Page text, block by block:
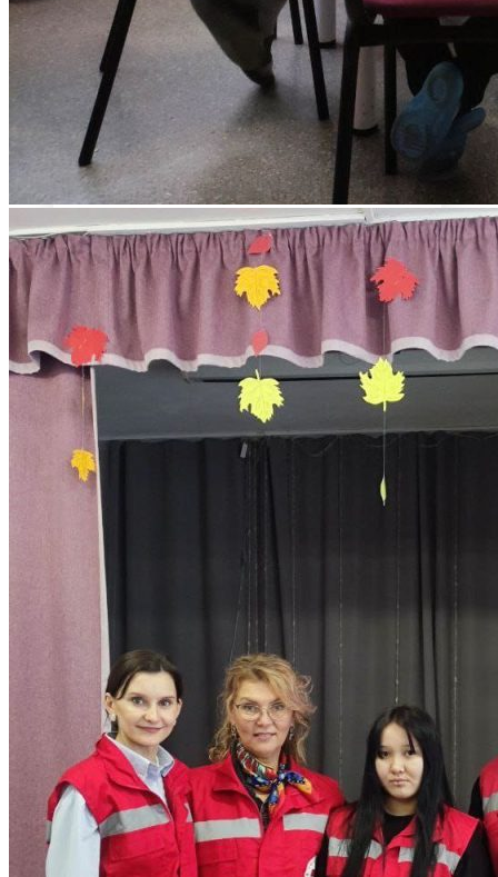
Читателю
Ресурсы библиотеки
Комплектование ресурсов
Книгообеспеченность
Преподавателям
Наукометрия
Доступная среда
ЮРИДИЧЕСКИЙ КОНСУЛЬТАЦИОННО-
МЕТОДИЧЕСКИЙ ЦЕНТР
ЭЛЕКТРОННО-БИБЛИОТЕЧНАЯ
СИСТЕМА СИБУП
ФЕДЕРАЛЬНАЯ ПРОГРАММА
ВЕЛИКАЯ ОТЕЧЕСТВЕННАЯ ВОЙНА
Нюрнбергский процесс